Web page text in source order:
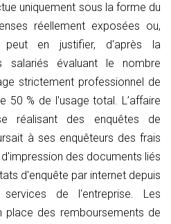
uniquement sous la forme du
réellement exposées ou,
peut en justifier, d'après la
salariés évaluant le nombre
strictement professionnel de
50 % de l'usage total. L’affaire
réalisant des enquêtes de
à ses enquêteurs des frais
des documents liés
d'enquête par internet depuis
de l'entreprise. Les
place des remboursements de